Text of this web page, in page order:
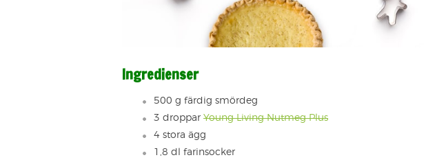
Ingredienser
500 g färdig smördeg
3 droppar Young Living Nutmeg Plus
4 stora ägg
1,8 dl farinsocker